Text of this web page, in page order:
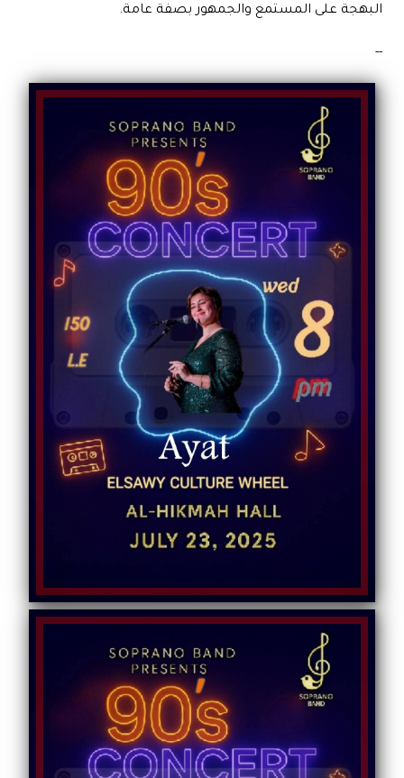
البهجة على المستمع والجمهور بصفة عامة.
--